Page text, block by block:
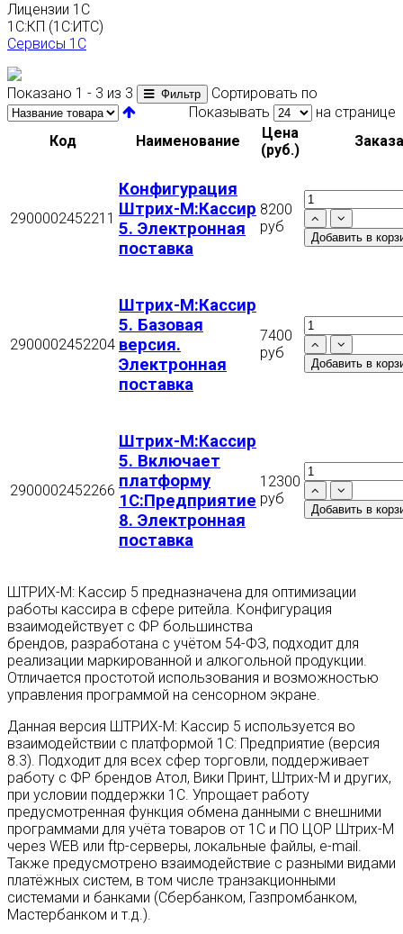
Лицензии 1С
1С:КП (1С:ИТС)
Сервисы 1С
Показано 1 - 3 из 3 Фильтр
Сортировать по
Показывать
на странице
Код
Наименование
Цена
(руб.)
2900002452211
Конфигурация
Штрих-М:Кассир
5. Электронная
поставка
8200
руб
2900002452204
Штрих-М:Кассир
5. Базовая
версия.
Электронная
поставка
7400
руб
2900002452266
Штрих-М:Кассир
5. Включает
платформу
1C:Предприятие
8. Электронная
поставка
12300
руб
ШТРИХ-М: Кассир 5 предназначена для оптимизации
работы кассира в сфере ритейла. Конфигурация
взаимодействует с ФР большинства
брендов, разработана с учётом 54-ФЗ, подходит для
реализации маркированной и алкогольной продукции.
Отличается простотой использования и возможностью
управления программой на сенсорном экране.
Данная версия ШТРИХ-М: Кассир 5 используется во
взаимодействии с платформой 1С: Предприятие (версия
8.3). Подходит для всех сфер торговли, поддерживает
работу с ФР брендов Атол, Вики Принт, Штрих-М и других,
при условии поддержки 1С. Упрощает работу
предусмотренная функция обмена данными с внешними
программами для учёта товаров от 1С и ПО ЦОР Штрих-М
через WEB или ftp-серверы, локальные файлы, e-mail.
Также предусмотрено взаимодействие с разными видами
платёжных систем, в том числе транзакционными
системами и банками (Сбербанком, Газпромбанком,
Мастербанком и т.д.).